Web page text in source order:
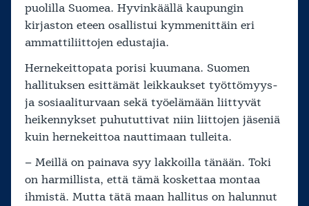
puolilla Suomea. Hyvinkäällä kaupungin
kirjaston eteen osallistui kymmenittäin eri
ammattiliittojen edustajia.
Hernekeittopata porisi kuumana. Suomen
hallituksen esittämät leikkaukset työttömyys-
ja sosiaaliturvaan sekä työelämään liittyvät
heikennykset puhututtivat niin liittojen jäseniä
kuin hernekeittoa nauttimaan tulleita.
– Meillä on painava syy lakkoilla tänään. Toki
on harmillista, että tämä koskettaa montaa
ihmistä. Mutta tätä maan hallitus on halunnut